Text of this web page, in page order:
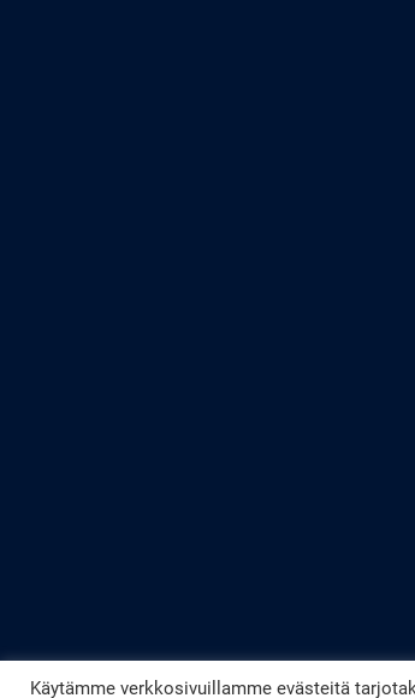
Käytämme verkkosivuillamme evästeitä